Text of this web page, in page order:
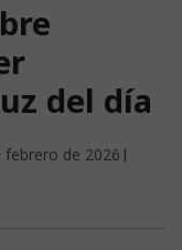
del día
febrero de 2026